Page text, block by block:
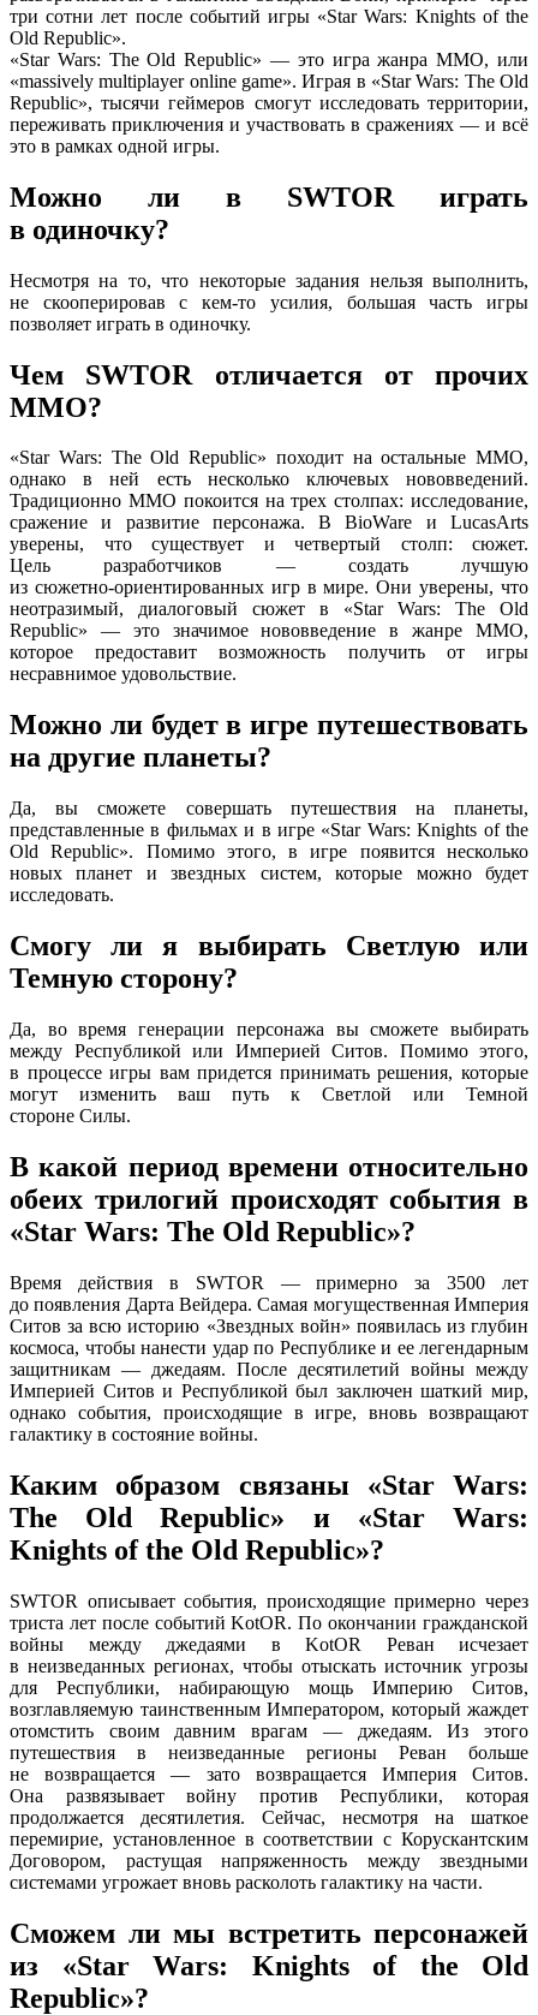
три сотни лет после событий игры «Star Wars: Knights of the
Old Republic».
«Star Wars: The OldRepublic» — это игра жанра MMO, или
«massively multiplayer online game». Играя в «Star Wars: The Old
Republic», тысячи геймеров смогут исследовать территории,
переживать приключения и участвовать в сражениях — и всё
это в рамках одной игры.
Можно ли в SWTOR играть
в одиночку?
Несмотряна то, что некоторые задания нельзя выполнить,
не скооперировав
с кем-то усилия, большая часть игры
позволяет играть в одиночку.
Чем SWTOR отличается от прочих
MMO?
«Star Wars: The Old Republic» походит на остальные MMO,
однаков ней есть несколько ключевых нововведений.
Традиционно MMO покоится на трех столпах: исследование,
сражениеи развитиеперсонажа.В BioWare
и LucasArts
уверены, что существует и четвертый столп: сюжет.
Цель разработчиков —создать лучшую
из сюжетно-ориентированныхигр в мире. Они уверены, что
неотразимый, диалоговый сюжет в «Star Wars: The Old
Republic» —это значимое нововведениев жанре MMO,
которое предоставит возможность получить от игры
несравнимое удовольствие.
Можно либудетв игре путешествовать
на другие планеты?
Да,вы сможете совершать путешествия на планеты,
представленныев фильмахи в игре «Star Wars: Knights of the
Old Republic». Помимо этого,в игре появится несколько
новых планет и звездных систем, которые можно будет
исследовать.
Смогу ли я выбирать Светлую или
Темную сторону?
Да, во время генерации персонажа вы сможете выбирать
между Республикой или Империей Ситов. Помимо этого,
в процессеигры вам придется принимать решения, которые
могут изменить ваш путь к Светлой или Темной
стороне Силы.
В какой период времени относительно
обеих трилогий происходят события в
«Star Wars: The Old Republic»?
Время действия в SWTOR —примерно за3500 лет
до появления Дарта Вейдера. Самая могущественная Империя
Ситовза всю историю «Звездных войн» появилась из глубин
космоса, чтобы нанести удар по Республике и ее легендарным
защитникам — джедаям. После десятилетий войны между
Империей Ситови Республикой был заключен шаткий мир,
однако события, происходящие в игре, вновь возвращают
галактику в состояние войны.
Каким образом связаны «Star Wars:
The Old Republic» и «Star Wars:
Knights of the Old Republic»?
SWTOR описывает события, происходящие примерно через
триста лет после событий KotOR.По окончании гражданской
войны между джедаями в KotOR
Реван исчезает
в неизведанных регионах, чтобы отыскать источник угрозы
для Республики, набирающую мощь Империю Ситов,
возглавляемую таинственным Императором, который жаждет
отомстить своим давнимврагам —джедаям.Из этого
путешествия в неизведанные регионы Реван больше
не возвращается — зато возвращается Империя Ситов.
Она развязываетвойну против Республики, которая
продолжается десятилетия. Сейчас, несмотря на шаткое
перемирие, установленное в соответствии с Корускантским
Договором, растущая напряженность между звездными
системами угрожает вновь расколоть галактику на части.
Сможем ли мы встретить персонажей
из «Star Wars: Knights of the Old
Republic»?